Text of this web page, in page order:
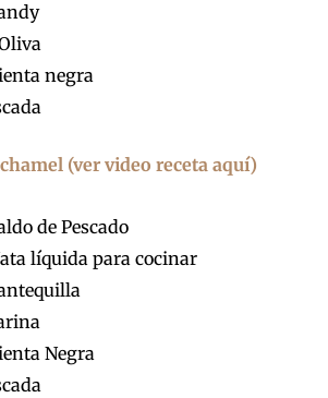
negra
(ver video receta aquí)
de Pescado
líquida para cocinar
Negra